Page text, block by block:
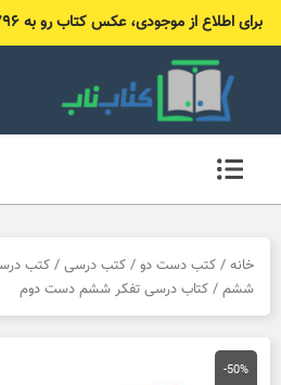
برای اطلاع از موجودی، عکس کتاب رو به ۰۹۱۹۹۸۱۴۷۹۶ (بله یا ایتا) بفرست
خانه / کتب دست دو / کتب درسی / کتب
ششم / کتاب درسی تفکر ششم دست دوم
-50%